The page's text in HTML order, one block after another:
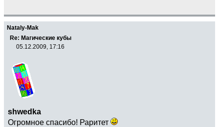
Nataly-Mak
Re: Магические кубы
05.12.2009, 17:16
shwedka
Огромное спасибо! Раритет